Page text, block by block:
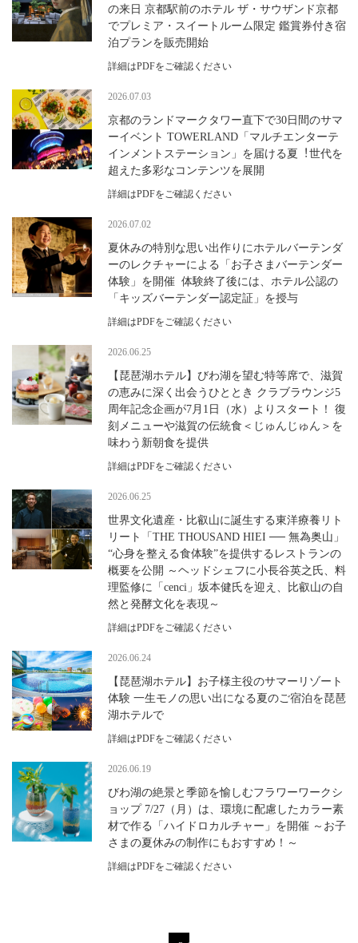
の来日 京都駅前のホテル ザ・サウザンド京都
でプレミア・スイートルーム限定 鑑賞券付き宿
泊プランを販売開始
詳細はPDFをご確認ください
2026.07.03
京都のランドマークタワー直下で30⽇間のサマ
ーイベント TOWERLAND「マルチエンターテ
インメントステーション」を届ける夏︕世代を
超えた多彩なコンテンツを展開
詳細はPDFをご確認ください
2026.07.02
夏休みの特別な思い出作りにホテルバーテンダ
ーのレクチャーによる「お子さまバーテンダー
体験」を開催 体験終了後には、ホテル公認の
「キッズバーテンダー認定証」を授与
詳細はPDFをご確認ください
2026.06.25
【琵琶湖ホテル】びわ湖を望む特等席で、滋賀
の恵みに深く出会うひととき クラブラウンジ5
周年記念企画が7月1日（水）よりスタート！ 復
刻メニューや滋賀の伝統食＜じゅんじゅん＞を
味わう新朝食を提供
詳細はPDFをご確認ください
2026.06.25
世界文化遺産・比叡山に誕生する東洋療養リト
リート「THE THOUSAND HIEI ── 無為奥山」
“心身を整える食体験”を提供するレストランの
概要を公開 ～ヘッドシェフに小長谷英之氏、料
理監修に「cenci」坂本健氏を迎え、比叡山の自
然と発酵文化を表現～
詳細はPDFをご確認ください
2026.06.24
【琵琶湖ホテル】お子様主役のサマーリゾート
体験 一生モノの思い出になる夏のご宿泊を琵琶
湖ホテルで
詳細はPDFをご確認ください
2026.06.19
びわ湖の絶景と季節を愉しむフラワーワークシ
ョップ 7/27（月）は、環境に配慮したカラー素
材で作る「ハイドロカルチャー」を開催 ～お子
さまの夏休みの制作にもおすすめ！～
詳細はPDFをご確認ください